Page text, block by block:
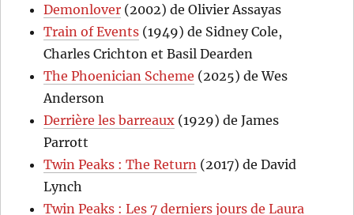
Demonlover (2002) de Olivier Assayas
Train of Events (1949) de Sidney Cole,
Charles Crichton et Basil Dearden
The Phoenician Scheme (2025) de Wes
Anderson
Derrière les barreaux (1929) de James
Parrott
Twin Peaks : The Return (2017) de David
Lynch
Twin Peaks : Les 7 derniers jours de Laura